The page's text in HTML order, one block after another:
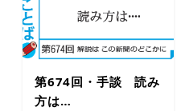
第674回・手談 読み
方は…